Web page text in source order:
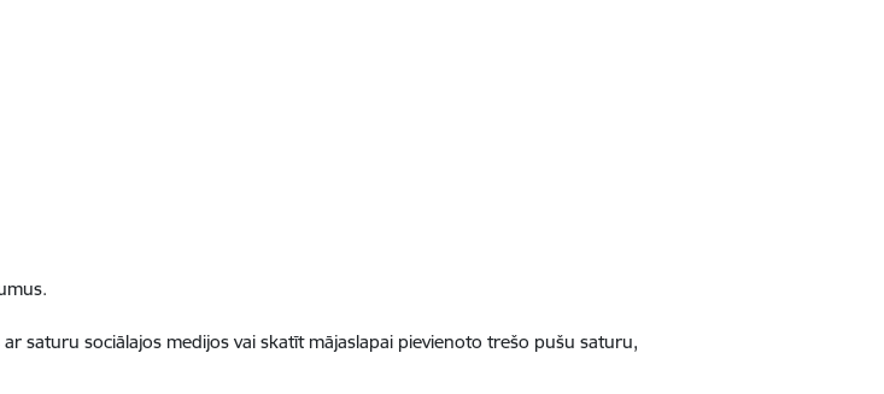
saturu sociālajos medijos vai skatīt mājaslapai pievienoto trešo pušu saturu,